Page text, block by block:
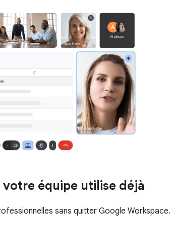
équipe utilise déjà
sans quitter Google Workspace.